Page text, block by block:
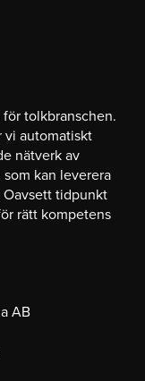
tolkbranschen.
vi automatiskt
nätverk av
kan leverera
Oavsett tidpunkt
rätt kompetens
AB